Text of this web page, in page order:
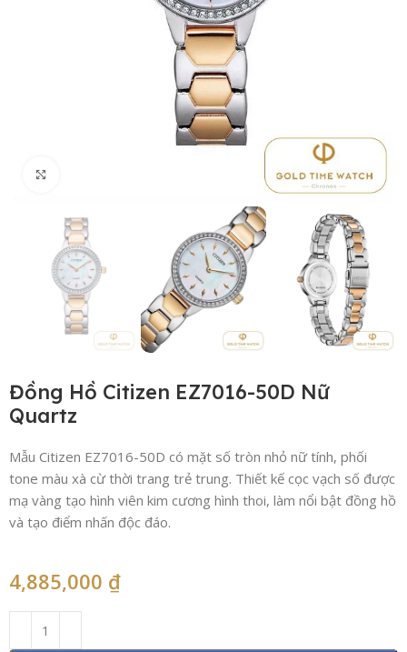
Đồng Hồ Citizen EZ7016-50D Nữ
Quartz
Mẫu Citizen EZ7016-50D có mặt số tròn nhỏ nữ tính, phối
tone màu xà cừ thời trang trẻ trung. Thiết kế cọc vạch số được
mạ vàng tạo hình viên kim cương hình thoi, làm nổi bật đồng hồ
và tạo điểm nhấn độc đáo.
4,885,000 ₫